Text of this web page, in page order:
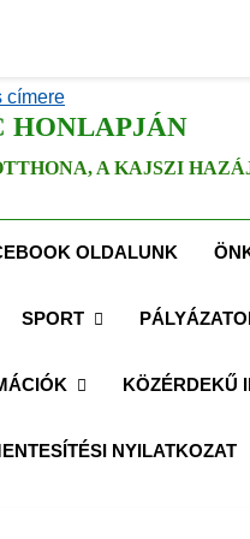
HONLAPJÁN
A KAJSZI
OLDALUNK
SPORT
KÖZÉRDEKŰ
NYILATKOZAT